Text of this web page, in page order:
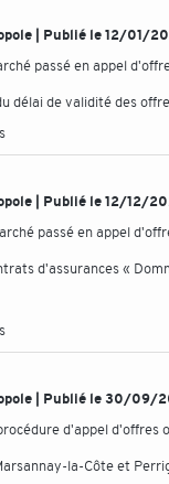
| Publié le 12/01/
passé en appel
délai de validité des
| Publié le 12/12/
passé en appel
d'assurances «
| Publié le 30/09/
d'appel
la-Côte et